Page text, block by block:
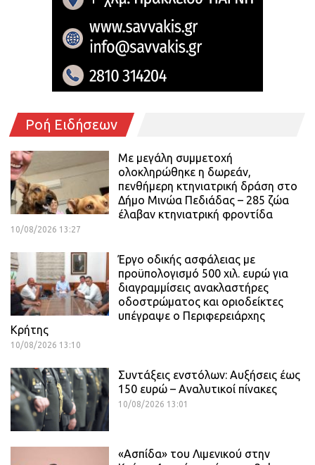
Ροή Ειδήσεων
Με μεγάλη συμμετοχή
ολοκληρώθηκε η δωρεάν,
πενθήμερη κτηνιατρική δράση στο
Δήμο Μινώα Πεδιάδας – 285 ζώα
έλαβαν κτηνιατρική φροντίδα
10/08/2026 13:27
Έργο οδικής ασφάλειας με
προϋπολογισμό 500 χιλ. ευρώ για
διαγραμμίσεις ανακλαστήρες
οδοστρώματος και οριοδείκτες
υπέγραψε ο Περιφερειάρχης
Κρήτης
10/08/2026 13:10
Συντάξεις ενστόλων: Αυξήσεις έως
150 ευρώ – Αναλυτικοί πίνακες
10/08/2026 13:01
«Ασπίδα» του Λιμενικού στην